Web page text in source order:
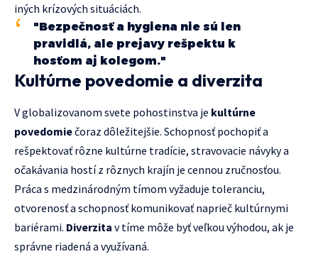
iných krízových situáciách.
"Bezpečnosť a hygiena nie sú len
pravidlá, ale prejavy rešpektu k
hosťom aj kolegom."
Kultúrne povedomie a diverzita
V globalizovanom svete pohostinstva je kultúrne
povedomiečoraz dôležitejšie. Schopnosť pochopiť a
rešpektovať rôzne kultúrne tradície, stravovacie návyky a
očakávania hostí z rôznych krajín je cennou zručnosťou.
Práca s medzinárodným tímom vyžaduje toleranciu,
otvorenosť a schopnosť komunikovať naprieč kultúrnymi
bariérami. Diverzita v tíme môže byť veľkou výhodou, ak je
správne riadená a využívaná.